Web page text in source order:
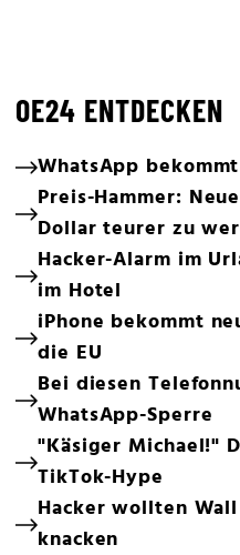
OE24 ENTDECKEN
WhatsApp
Preis-Hammer:
Dollar teurer zu
Hacker-Alarm im
im Hotel
iPhone bekommt
die EU
Bei diesen
WhatsApp-Sperre
"Käsiger Michael!"
TikTok-Hype
Hacker wollten
knacken